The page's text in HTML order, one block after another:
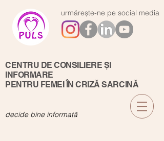
urmărește-ne pe social media
CENTRU DE CONSILIERE ȘI
INFORMARE
PENTRU FEMEI ÎN CRIZĂ SARCINĂ
decide bine informată